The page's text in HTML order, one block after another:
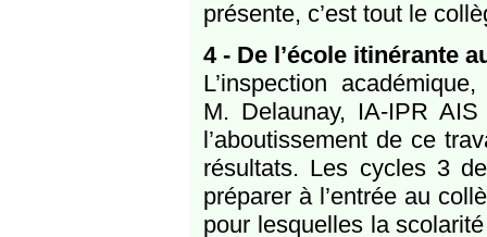
présente, c’est tout le
4 - De l’école itinérante
L’inspection
M. Delaunay, IA-IPR
l’aboutissement de ce
résultats. Les cycles 3
préparer à l’entrée au
pour lesquelles la